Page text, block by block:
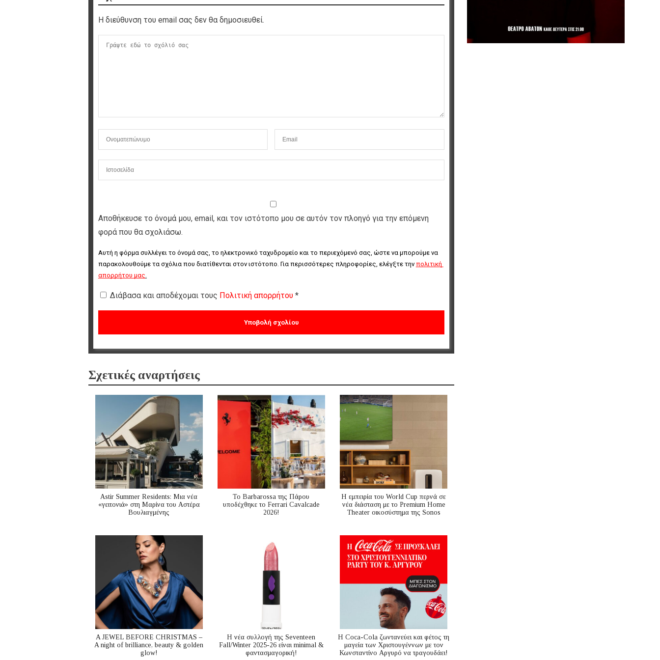
Η διεύθυνση του email σας δεν θα δημοσιευθεί.
Αποθήκευσε το όνομά μου, email, και τον ιστότοπο μου σε αυτόν τον πλοηγό για την επόμενη
φορά που θα σχολιάσω.
Αυτή η φόρμα συλλέγει το όνομά σας, το ηλεκτρονικό ταχυδρομείο και το περιεχόμενό σας, ώστε να μπορούμε να
παρακολουθούμε τα σχόλια που διατίθενται στον ιστότοπο. Για περισσότερες πληροφορίες, ελέγξτε την πολιτική
απορρήτου μας.
Διάβασα και αποδέχομαι τους Πολιτική απορρήτου *
Σχετικές αναρτήσεις
Astir Summer Residents: Μια νέα
«γειτονιά» στη Μαρίνα του Αστέρα
Βουλιαγμένης
Το Barbarossa της Πάρου
υποδέχθηκε το Ferrari Cavalcade
2026!
Η εμπειρία του World Cup περνά σε
νέα διάσταση με το Premium Home
Theater οικοσύστημα της Sonos
A JEWEL BEFORE CHRISTMAS –
A night of brilliance, beauty & golden
glow!
Η νέα συλλογή της Seventeen
Fall/Winter 2025-26 είναι minimal &
φαντασμαγορική!
Η Coca-Cola ζωντανεύει και φέτος τη
μαγεία των Χριστουγέννων με τον
Κωνσταντίνο Αργυρό να τραγουδάει!